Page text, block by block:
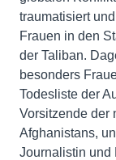
traumatisiert
Frauen in den
der Taliban.
besonders
Todesliste der
Vorsitzende der
Afghanistans,
Journalistin und